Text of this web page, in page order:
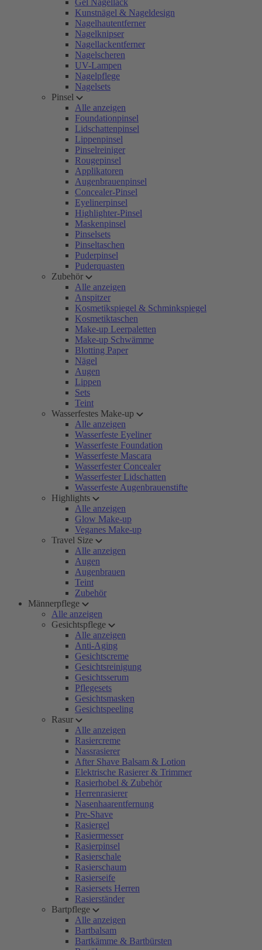
Gel Nagellack
Kunstnägel & Nageldesign
Nagelhautentferner
Nagelknipser
Nagellackentferner
Nagelscheren
UV-Lampen
Nagelpflege
Nagelsets
Pinsel
Alle anzeigen
Foundationpinsel
Lidschattenpinsel
Lippenpinsel
Pinselreiniger
Rougepinsel
Applikatoren
Augenbrauenpinsel
Concealer-Pinsel
Eyelinerpinsel
Highlighter-Pinsel
Maskenpinsel
Pinselsets
Pinseltaschen
Puderpinsel
Puderquasten
Zubehör
Alle anzeigen
Anspitzer
Kosmetikspiegel & Schminkspiegel
Kosmetiktaschen
Make-up Leerpaletten
Make-up Schwämme
Blotting Paper
Nägel
Augen
Lippen
Sets
Teint
Wasserfestes Make-up
Alle anzeigen
Wasserfeste Eyeliner
Wasserfeste Foundation
Wasserfeste Mascara
Wasserfester Concealer
Wasserfester Lidschatten
Wasserfeste Augenbrauenstifte
Highlights
Alle anzeigen
Glow Make-up
Veganes Make-up
Travel Size
Alle anzeigen
Augen
Augenbrauen
Teint
Zubehör
Männerpflege
Alle anzeigen
Gesichtspflege
Alle anzeigen
Anti-Aging
Gesichtscreme
Gesichtsreinigung
Gesichtsserum
Pflegesets
Gesichtsmasken
Gesichtspeeling
Rasur
Alle anzeigen
Rasiercreme
Nassrasierer
After Shave Balsam & Lotion
Elektrische Rasierer & Trimmer
Rasierhobel & Zubehör
Herrenrasierer
Nasenhaarentfernung
Pre-Shave
Rasiergel
Rasiermesser
Rasierpinsel
Rasierschale
Rasierschaum
Rasierseife
Rasiersets Herren
Rasierständer
Bartpflege
Alle anzeigen
Bartbalsam
Bartkämme & Bartbürsten